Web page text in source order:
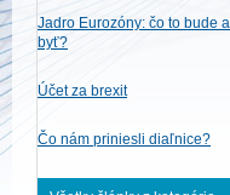
Jadro Eurozóny: čo to bude
byť?
Účet za brexit
Čo nám priniesli diaľnice?